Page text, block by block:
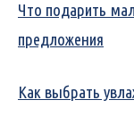
Что подарить
предложения
Как выбрать